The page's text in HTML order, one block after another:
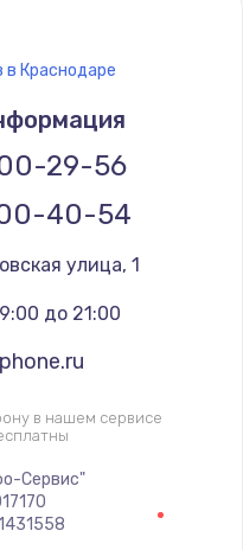
питания
Краснодаре
29-56
40-54
улица, 1
до 21:00
в нашем сервисе
Сервис"